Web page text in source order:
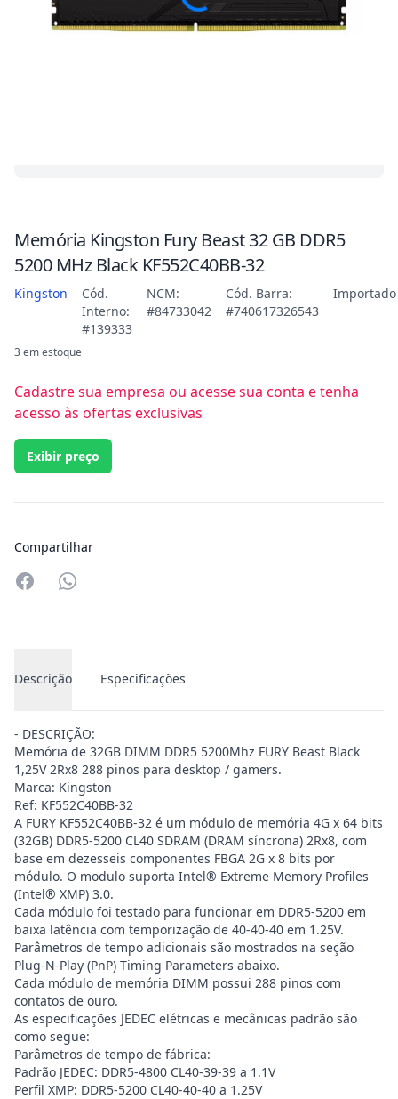
Memória Kingston Fury Beast 32 GB DDR5
5200 MHz Black KF552C40BB-32
Kingston
Cód.
Interno:
#139333
NCM:
#84733042
Cód. Barra:
#740617326543
Importado
3 em estoque
Cadastre sua empresa ou acesse sua conta e tenha
acesso às ofertas exclusivas
Exibir preço
Compartilhar
Compartilhar no Whatsapp
Descrição Especificações
- DESCRIÇÃO:
Memória de 32GB DIMM DDR5 5200Mhz FURY Beast Black
1,25V 2Rx8 288 pinos para desktop / gamers.
Marca: Kingston
Ref: KF552C40BB-32
A FURY KF552C40BB-32 é um módulo de memória 4G x 64 bits
(32GB) DDR5-5200 CL40 SDRAM (DRAM síncrona) 2Rx8, com
base em dezesseis componentes FBGA 2G x 8 bits por
módulo. O modulo suporta Intel® Extreme Memory Profiles
(Intel® XMP) 3.0.
Cada módulo foi testado para funcionar em DDR5-5200 em
baixa latência com temporização de 40-40-40 em 1.25V.
Parâmetros de tempo adicionais são mostrados na seção
Plug-N-Play (PnP) Timing Parameters abaixo.
Cada módulo de memória DIMM possui 288 pinos com
contatos de ouro.
As especificações JEDEC elétricas e mecânicas padrão são
como segue:
Parâmetros de tempo de fábrica:
Padrão JEDEC: DDR5-4800 CL40-39-39 a 1.1V
Perfil XMP: DDR5-5200 CL40-40-40 a 1.25V